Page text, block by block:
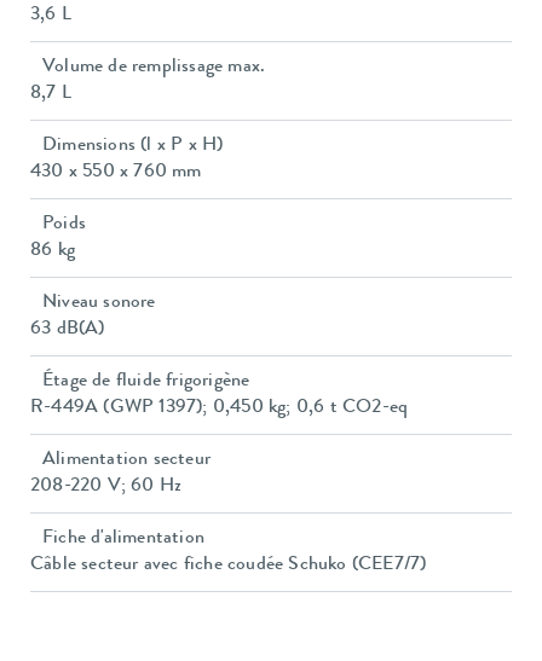
3,6 L
Volume de remplissage max.
8,7 L
Dimensions (l x P x H)
430 x 550 x 760 mm
Poids
86 kg
Niveau sonore
63 dB(A)
Étage de fluide frigorigène
R-449A (GWP 1397); 0,450 kg; 0,6 t CO2-eq
Alimentation secteur
208-220 V; 60 Hz
Fiche d'alimentation
Câble secteur avec fiche coudée Schuko (CEE7/7)